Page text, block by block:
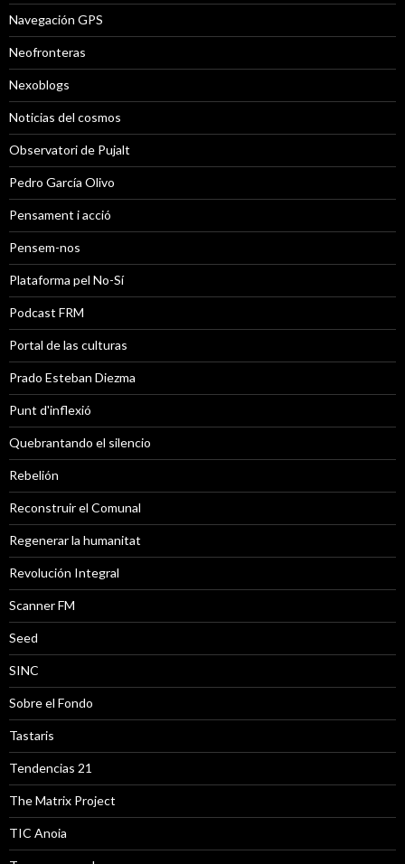
Navegación GPS
Neofronteras
Nexoblogs
Noticias del cosmos
Observatori de Pujalt
Pedro García Olivo
Pensament i acció
Pensem-nos
Plataforma pel No-Sí
Podcast FRM
Portal de las culturas
Prado Esteban Diezma
Punt d'inflexió
Quebrantando el silencio
Rebelión
Reconstruir el Comunal
Regenerar la humanitat
Revolución Integral
Scanner FM
Seed
SINC
Sobre el Fondo
Tastaris
Tendencias 21
The Matrix Project
TIC Anoia